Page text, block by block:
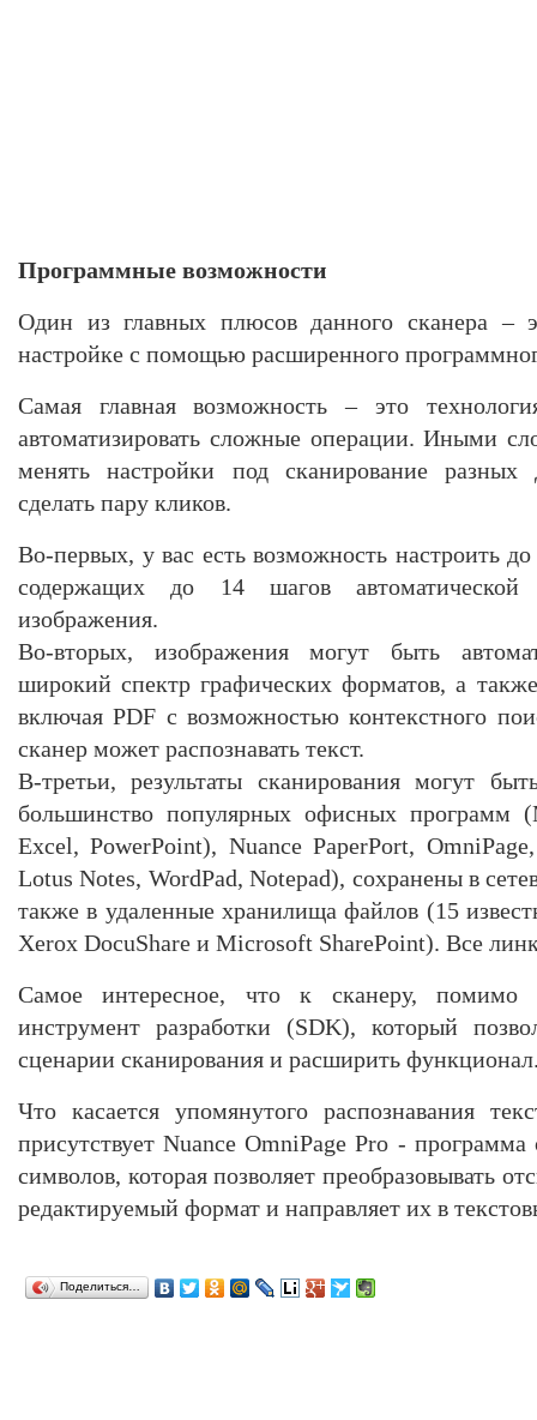
Программные возможности
Один из главных плюсов данного сканера –
настройке с помощью расширенного
Самая главная возможность – это
автоматизировать сложные операции. Иными
менять настройки под сканирование разных
сделать пару кликов.
Во-первых, у вас есть возможность настроить
содержащих до 14 шагов автоматической
изображения.
Во-вторых, изображения могут быть
широкий спектр графических форматов, а
включая PDF с возможностью контекстного
сканер может распознавать текст.
В-третьи, результаты сканирования могут
большинство популярных офисных программ
Excel, PowerPoint), Nuance PaperPort,
Lotus Notes, WordPad, Notepad), сохранены в
также в удаленные хранилища файлов (15
Xerox DocuShare и Microsoft SharePoint). Все
Самое интересное, что к сканеру, помимо
инструмент разработки (SDK), который
сценарии сканирования и расширить
Что касается упомянутого распознавания
присутствует Nuance OmniPage Pro - программа
символов, которая позволяет преобразовывать
редактируемый формат и направляет их в
Поделиться…